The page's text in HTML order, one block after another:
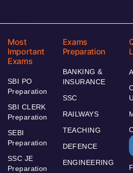
Most
Important
Exams
SBI PO
Preparation
SBI CLERK
Preparation
SEBI
Preparation
SSC JE
Preparation
Exams
Preparation
BANKING &
INSURANCE
SSC
RAILWAYS
TEACHING
DEFENCE
ENGINEERING